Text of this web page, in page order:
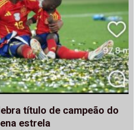
título de campeão do
estrela